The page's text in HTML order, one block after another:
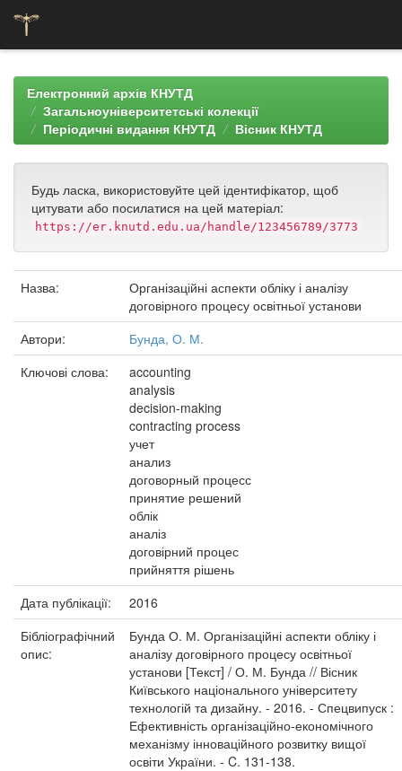
navigationЕлектронний архів КНУТД
Загальноуніверситетські колекції
Періодичні видання КНУТД
Вісник КНУТД
Будь ласка, використовуйте цей ідентифікатор, щоб
цитувати або посилатися на цей матеріал:
https://er.knutd.edu.ua/handle/123456789/3773
Назва:
Організаційні аспекти обліку і аналізу
договірного процесу освітньої установи
Автори:
Бунда, О. М.
Ключові слова:
accounting
analysis
decision-making
contracting process
учет
анализ
договорный процесс
принятие решений
облік
аналіз
договірний процес
прийняття рішень
Дата публікації:
2016
Бібліографічний
опис:
Бунда О. М. Організаційні аспекти обліку і
аналізу договірного процесу освітньої
установи [Текст] / О. М. Бунда // Вісник
Київського національного університету
технологій та дизайну. - 2016. - Спецвипуск :
Ефективність організаційно-економічного
механізму інноваційного розвитку вищої
освіти України. - C. 131-138.